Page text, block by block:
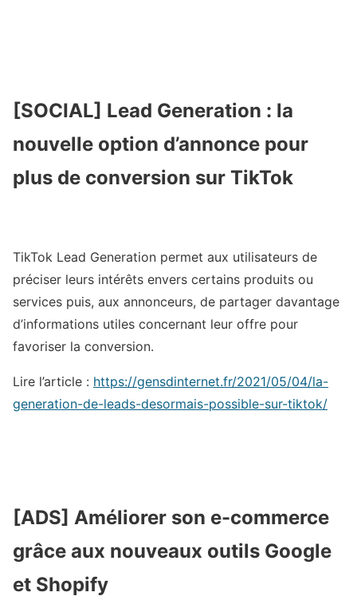
[SOCIAL] Lead Generation : la
nouvelle option d’annonce pour
plus de conversion sur TikTok
TikTok Lead Generation permet aux utilisateurs de
préciser leurs intérêts envers certains produits ou
services puis, aux annonceurs, de partager davantage
d’informations utiles concernant leur offre pour
favoriser la conversion.
Lire l’article : https://gensdinternet.fr/2021/05/04/la-
generation-de-leads-desormais-possible-sur-tiktok/
[ADS] Améliorer son e-commerce
grâce aux nouveaux outils Google
et Shopify